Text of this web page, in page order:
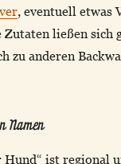
, eventuell etwas
ließen sich
zu anderen
Namen
Hund“ ist regional